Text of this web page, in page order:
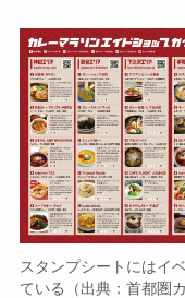
スタンプシートにはイ
ている（出典：首都圏